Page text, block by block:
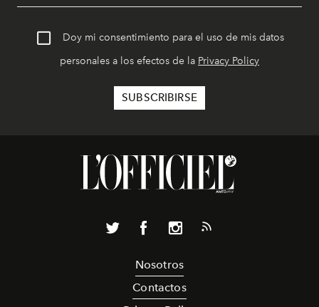
Doy mi consentimiento para el uso de mis datos
personales a los efectos de la Privacy Policy
Nosotros
Contactos